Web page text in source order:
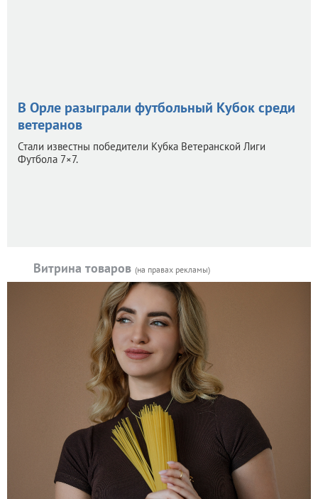
В Орле разыграли футбольный Кубок среди
ветеранов
Стали известны победители Кубка Ветеранской Лиги
Футбола 7×7.
Витрина товаров (на правах рекламы)